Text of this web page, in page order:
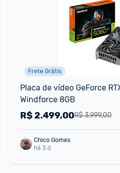
Frete Grátis
Placa de vídeo GeForce
Windforce 8GB
R$ 3.999,00
R$2.499,00
Chico Gomes
há 3 d